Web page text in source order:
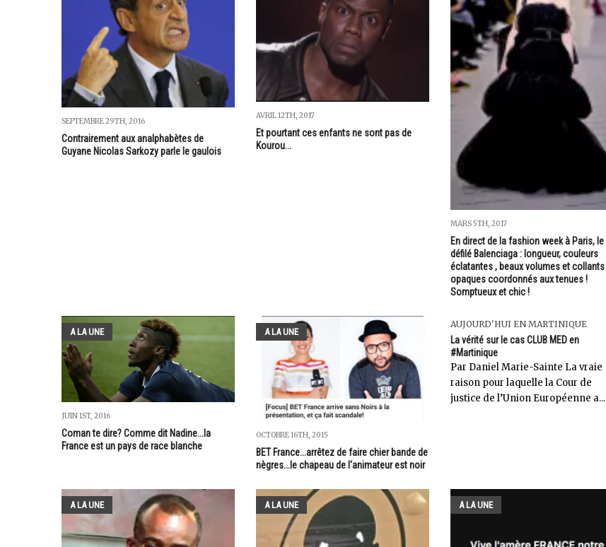
SEPTEMBRE 29TH, 2016
Contrairement aux analphabètes de
Guyane Nicolas Sarkozy parle le gaulois
AVRIL 12TH, 2017
Et pourtant ces enfants ne sont pas de
Kourou...
MARS 5TH, 2017
En direct de la fashion week à Paris, le
défilé Balenciaga : longueur, couleurs
éclatantes , beaux volumes et collants
opaques coordonnés aux tenues !
Somptueux et chic !
A LA UNE
JUIN 1ST, 2016
Coman te dire? Comme dit Nadine...la
France est un pays de race blanche
A LA UNE
OCTOBRE 16TH, 2015
BET France...arrêtez de faire chier bande de
nègres...le chapeau de l'animateur est noir
AUJOURD'HUI EN MARTINIQUE
La vérité sur le cas CLUB MED en
#Martinique
Par Daniel Marie-Sainte La vraie
raison pour laquelle la Cour de
justice de l’Union Européenne a...
A LA UNE A LA UNE A LA UNE